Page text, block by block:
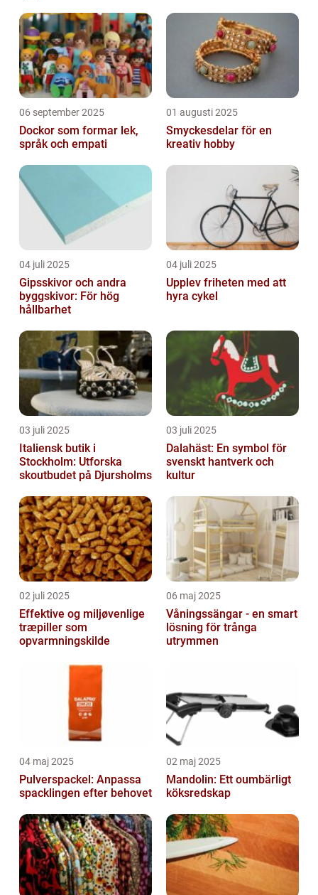
06 september 2025
Dockor som formar lek,
språk och empati
01 augusti 2025
Smyckesdelar för en
kreativ hobby
04 juli 2025
Gipsskivor och andra
byggskivor: För hög
hållbarhet
04 juli 2025
Upplev friheten med att
hyra cykel
03 juli 2025
Italiensk butik i
Stockholm: Utforska
skoutbudet på Djursholms
03 juli 2025
Dalahäst: En symbol för
svenskt hantverk och
kultur
02 juli 2025
Effektive og miljøvenlige
træpiller som
opvarmningskilde
06 maj 2025
Våningssängar - en smart
lösning för trånga
utrymmen
04 maj 2025
Pulverspackel: Anpassa
spacklingen efter behovet
02 maj 2025
Mandolin: Ett oumbärligt
köksredskap